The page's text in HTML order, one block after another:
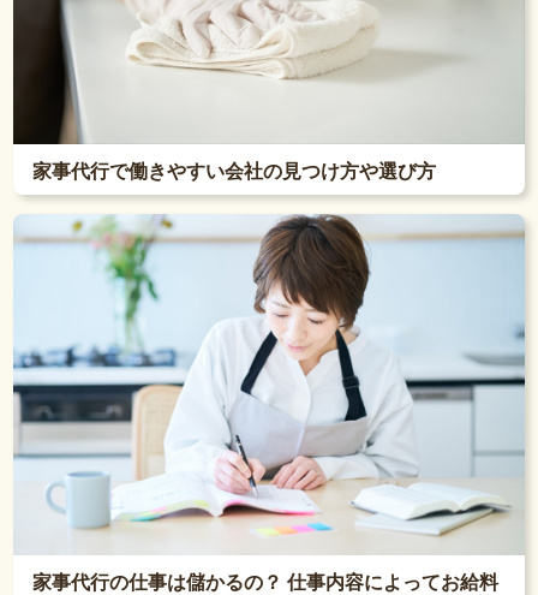
家事代行で働きやすい会社の見つけ方や選び方
家事代行の仕事は儲かるの？ 仕事内容によってお給料